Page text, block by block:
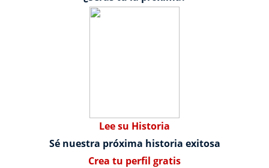
Lee su Historia
Sé nuestra próxima historia exitosa
Crea tu perfil gratis